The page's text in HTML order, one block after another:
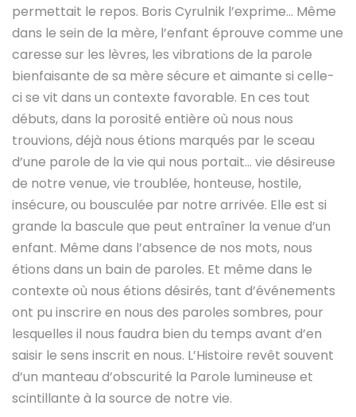
permettait le repos. Boris Cyrulnik l’exprime… Même
dans le sein de la mère, l’enfant éprouve comme une
caresse sur les lèvres, les vibrations de la parole
bienfaisante de sa mère sécure et aimante si celle-
ci se vit dans un contexte favorable. En ces tout
débuts, dans la porosité entière où nous nous
trouvions, déjà nous étions marqués par le sceau
d’une parole de la vie qui nous portait… vie désireuse
de notre venue, vie troublée, honteuse, hostile,
insécure, ou bousculée par notre arrivée. Elle est si
grande la bascule que peut entraîner la venue d’un
enfant. Même dans l’absence de nos mots, nous
étions dans un bain de paroles. Et même dans le
contexte où nous étions désirés, tant d’événements
ont pu inscrire en nous des paroles sombres, pour
lesquelles il nous faudra bien du temps avant d’en
saisir le sens inscrit en nous. L’Histoire revêt souvent
d’un manteau d’obscurité la Parole lumineuse et
scintillante à la source de notre vie.